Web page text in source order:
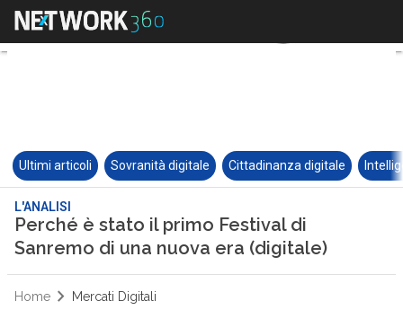
Ultimi articoli Sovranità digitale Cittadinanza digitale
L'ANALISI
Perché è stato il primo Festival di
Sanremo di una nuova era (digitale)
Home Mercati Digitali